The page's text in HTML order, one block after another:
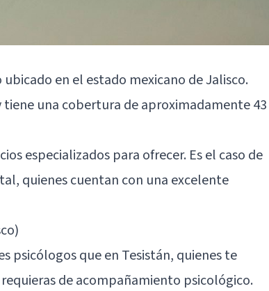
en el estado mexicano de Jalisco.
tiene una cobertura de aproximadamente 43
especializados para ofrecer. Es el caso de
quienes cuentan con una excelente
psicólogos que en Tesistán, quienes te
de acompañamiento psicológico.